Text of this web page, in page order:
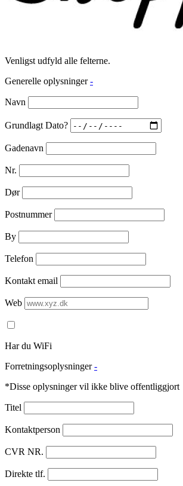
Venligst udfyld alle felterne.
Generelle oplysninger -
Navn
Grundlagt Dato?
Gadenavn
Nr.
Dør
Postnummer
By
Telefon
Kontakt email
Web
Har du WiFi
Forretningsoplysninger -
*Disse oplysninger vil ikke blive offentliggjort
Titel
Kontaktperson
CVR NR.
Direkte tlf.